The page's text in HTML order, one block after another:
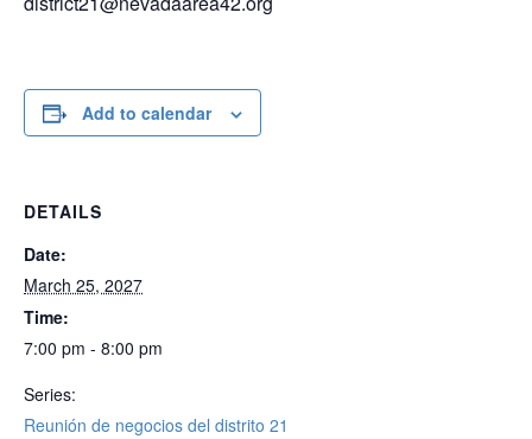
Add to calendar
DETAILS
Date:
March 25, 2027
Time:
7:00 pm - 8:00 pm
Series:
Reunión de negocios del distrito 21